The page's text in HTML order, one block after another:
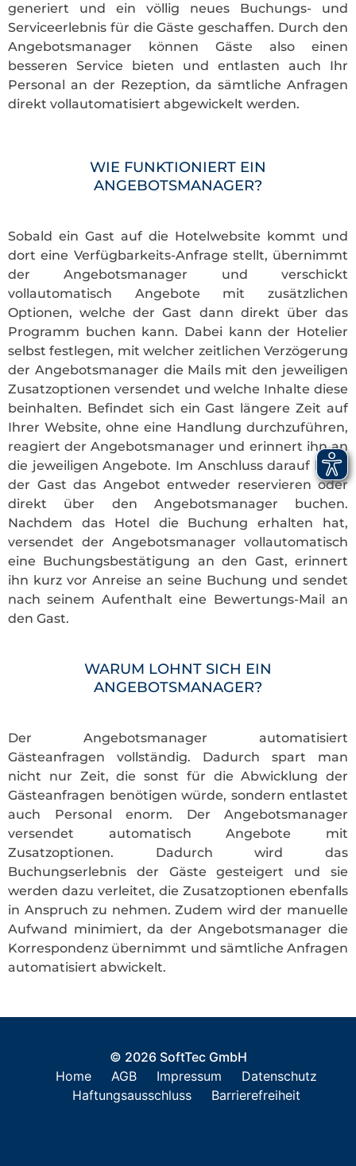
generiert und ein völlig neues Buchungs- und
Serviceerlebnis für die Gäste geschaffen. Durch den
Angebotsmanager können Gäste also einen
besseren Service bieten und entlasten auch Ihr
Personal an der Rezeption, da sämtliche Anfragen
direkt vollautomatisiert abgewickelt werden.
WIE FUNKTIONIERT EIN
ANGEBOTSMANAGER?
Sobald ein Gast auf die Hotelwebsite kommt und
dort eine Verfügbarkeits-Anfrage stellt, übernimmt
der Angebotsmanager und verschickt
vollautomatisch Angebote mit zusätzlichen
Optionen, welche der Gast dann direkt über das
Programm buchen kann. Dabei kann der Hotelier
selbst festlegen, mit welcher zeitlichen Verzögerung
der Angebotsmanager die Mails mit den jeweiligen
Zusatzoptionen versendet und welche Inhalte diese
beinhalten. Befindet sich ein Gast längere Zeit auf
Ihrer Website, ohne eine Handlung durchzuführen,
reagiert der Angebotsmanager und erinnert ihn an
die jeweiligen Angebote. Im Anschluss darauf kann
der Gast das Angebot entweder reservieren oder
direkt über den Angebotsmanager buchen.
Nachdem das Hotel die Buchung erhalten hat,
versendet der Angebotsmanager vollautomatisch
eine Buchungsbestätigung an den Gast, erinnert
ihn kurz vor Anreise an seine Buchung und sendet
nach seinem Aufenthalt eine Bewertungs-Mail an
den Gast.
WARUM LOHNT SICH EIN
ANGEBOTSMANAGER?
Der Angebotsmanager automatisiert
Gästeanfragen vollständig. Dadurch spart man
nicht nur Zeit, die sonst für die Abwicklung der
Gästeanfragen benötigen würde, sondern entlastet
auch Personal enorm. Der Angebotsmanager
versendet automatisch Angebote mit
Zusatzoptionen. Dadurch wird das
Buchungserlebnis der Gäste gesteigert und sie
werden dazu verleitet, die Zusatzoptionen ebenfalls
in Anspruch zu nehmen. Zudem wird der manuelle
Aufwand minimiert, da der Angebotsmanager die
Korrespondenz übernimmt und sämtliche Anfragen
automatisiert abwickelt.
© 2026 SoftTec GmbH
Home
AGB Impressum
Datenschutz
Haftungsausschluss
Barrierefreiheit